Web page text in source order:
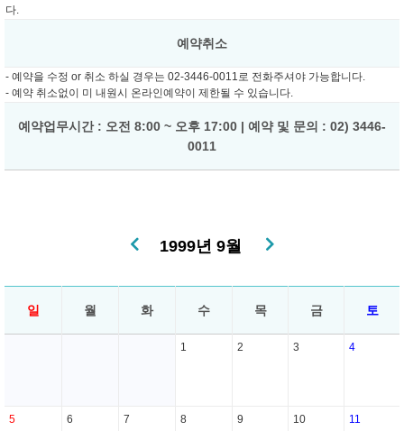
다.
예약취소
- 예약을 수정 or 취소 하실 경우는 02-3446-0011로 전화주셔야 가능합니다.
- 예약 취소없이 미 내원시 온라인예약이 제한될 수 있습니다.
예약업무시간 : 오전 8:00 ~ 오후 17:00 | 예약 및 문의 : 02) 3446-
0011
1999년 9월
일 월 화 수 목 금 토
1 2 3 4
5 6 7 8 9 10 11